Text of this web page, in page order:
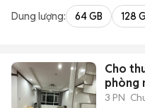
Dung lượng: 64 GB 128
Cho
phòng
3 PN